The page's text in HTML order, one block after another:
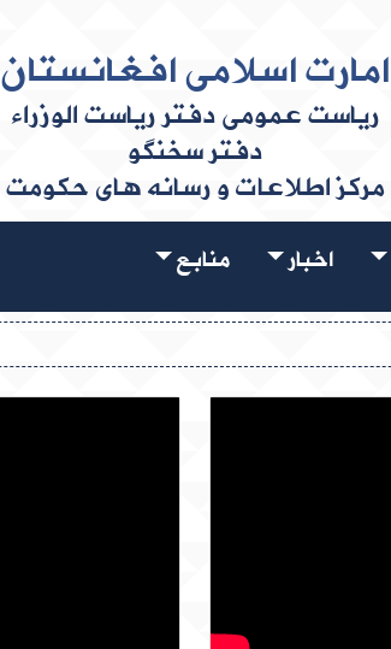
امارت اسلامی افغانستان
ریاست عمومی دفتر ریاست الوزراء
دفتر سخنگو
مرکز اطلاعات و رسانه های حکومت
اخبار منابع